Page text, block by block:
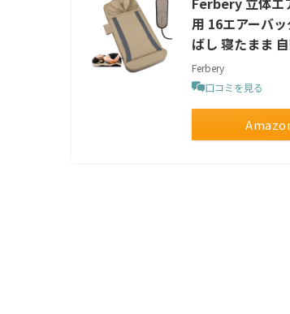
用 16エアーバ
ばし 寝たまま
Ferbery
口コミを見る